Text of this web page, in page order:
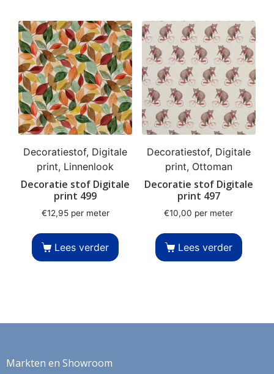
Decoratiestof, Digitale
print, Linnenlook
Decoratie stof Digitale
print 499
€12,95 per meter
Lees verder
Decoratiestof, Digitale
print, Ottoman
Decoratie stof Digitale
print 497
€10,00 per meter
Lees verder
Markten en Showroom